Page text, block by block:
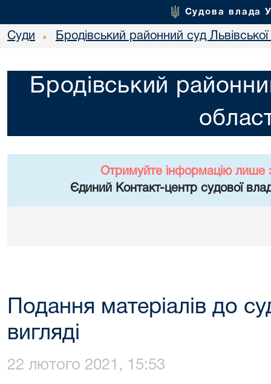
Судова влада
Суди • Бродівський районний суд Львівської
Бродівський
Отримуйте інформацію лише
Єдиний Контакт-центр судової
Подання матеріалів до
вигляді
22 лютого 2021, 15:53